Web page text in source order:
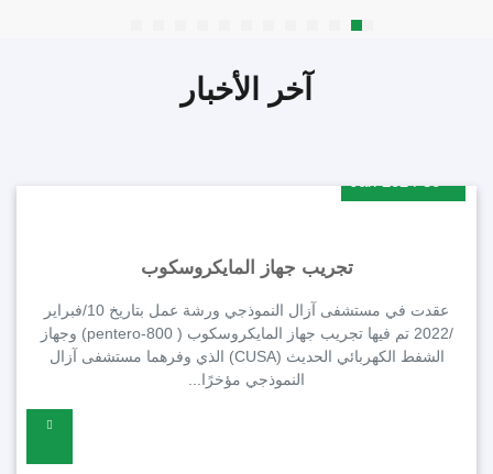
آخر الأخبار
تجريب جهاز المايكروسكوب
عقدت في مستشفى آزال النموذجي ورشة عمل بتاريخ 10/فبراير
/2022 تم فيها تجريب جهاز المايكروسكوب ( pentero-800) وجهاز
الشفط الكهربائي الحديث (CUSA) الذي وفرهما مستشفى آزال
النموذجي مؤخرًا...